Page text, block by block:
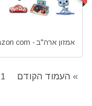
אמזון ארה"ב - Amazon com
» העמוד הקודם 1